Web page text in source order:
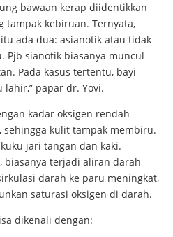
bawaan kerap diidentikkan
kebiruan. Ternyata,
ada dua: asianotik atau tidak
Pjb sianotik biasanya muncul
Pada kasus tertentu, bayi
papar dr. Yovi.
kadar oksigen rendah
kulit tampak membiru.
jari tangan dan kaki.
biasanya terjadi aliran darah
darah ke paru meningkat,
saturasi oksigen di darah.
dikenali dengan: